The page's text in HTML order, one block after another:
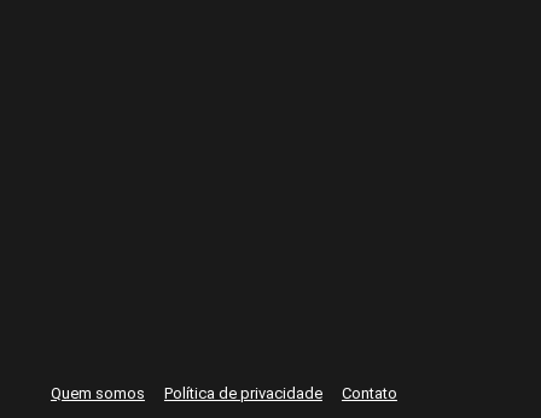
Quem somos Política de privacidade Contato